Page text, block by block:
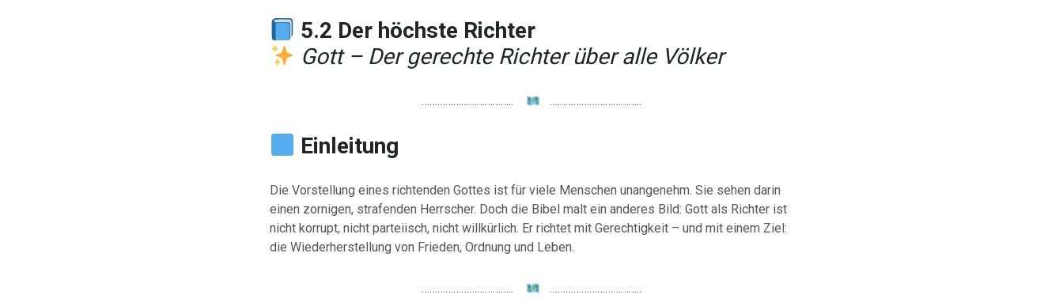
5.2 Der höchste Richter
Gott – Der gerechte Richter über alle Völker
…………………………….. ……………………………..
Einleitung
Die Vorstellung eines richtenden Gottes ist für viele Menschen unangenehm. Sie sehen darin
einen zornigen, strafenden Herrscher. Doch die Bibel malt ein anderes Bild: Gott als Richter ist
nicht korrupt, nicht parteiisch, nicht willkürlich. Er richtet mit Gerechtigkeit – und mit einem Ziel:
die Wiederherstellung von Frieden, Ordnung und Leben.
…………………………….. ……………………………..